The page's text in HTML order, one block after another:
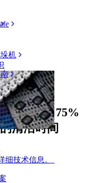
细技术信息。
机
造商减少 75%
清洁时间